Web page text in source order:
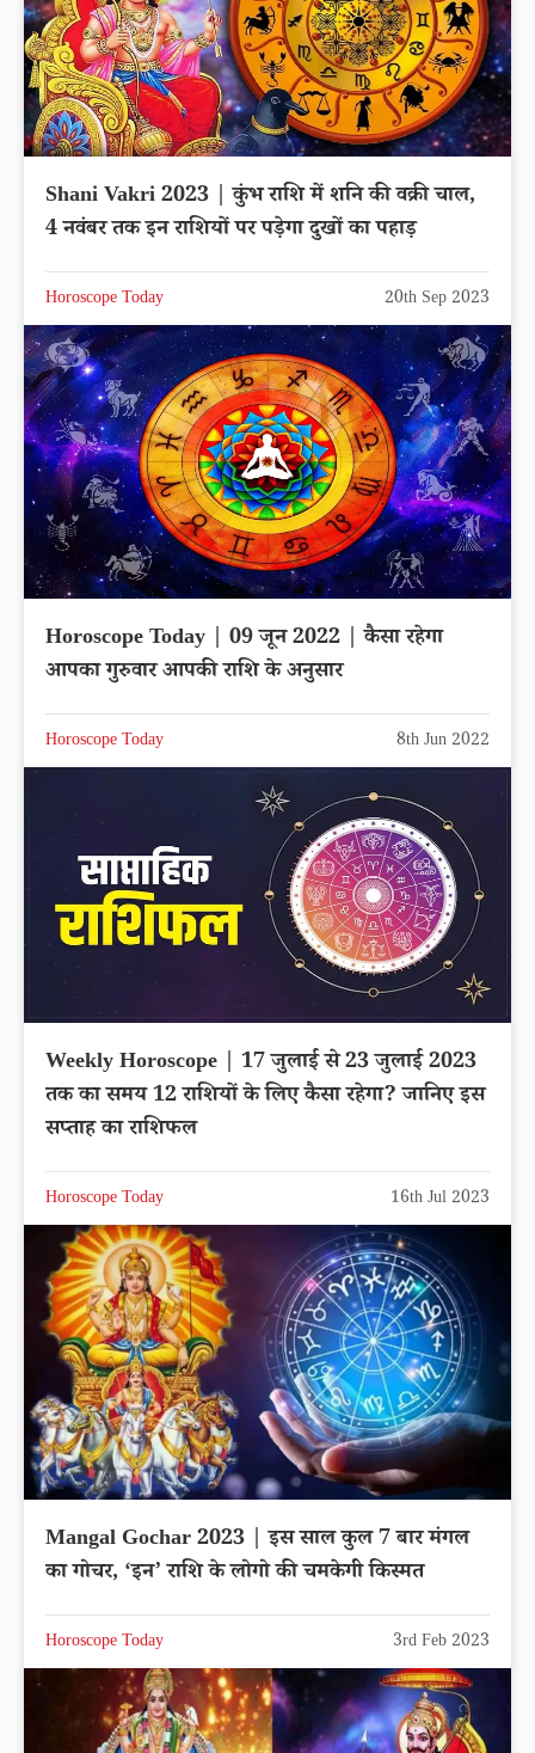
Shani Vakri 2023 | कुंभ राशि में शनि की वक्री चाल,
4 नवंबर तक इन राशियों पर पड़ेगा दुखों का पहाड़
Horoscope Today 20th Sep 2023
Horoscope Today | 09 जून 2022 | कैसा रहेगा
आपका गुरुवार आपकी राशि के अनुसार
Horoscope Today 8th Jun 2022
Weekly Horoscope | 17 जुलाई से 23 जुलाई 2023
तक का समय 12 राशियों के लिए कैसा रहेगा? जानिए इस
सप्ताह का राशिफल
Horoscope Today 16th Jul 2023
Mangal Gochar 2023 | इस साल कुल 7 बार मंगल
का गोचर, ‘इन’ राशि के लोगो की चमकेगी किस्मत
Horoscope Today 3rd Feb 2023